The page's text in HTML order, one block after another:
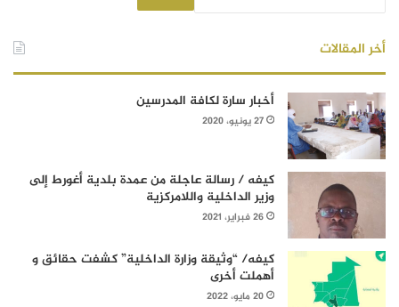
أخر المقالات
أخبار سارة لكافة المدرسين
27 يونيو، 2020
كيفه / رسالة عاجلة من عمدة بلدية أغورط إلى
وزير الداخلية واللامركزية
26 فبراير، 2021
كيفه/ “وثيقة وزارة الداخلية” كشفت حقائق و
أهملت أخرى
20 مايو، 2022